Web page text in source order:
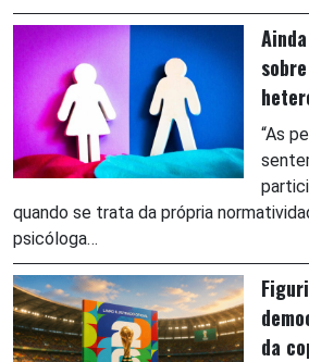
“As
quando se trata da própria
psicóloga…
da